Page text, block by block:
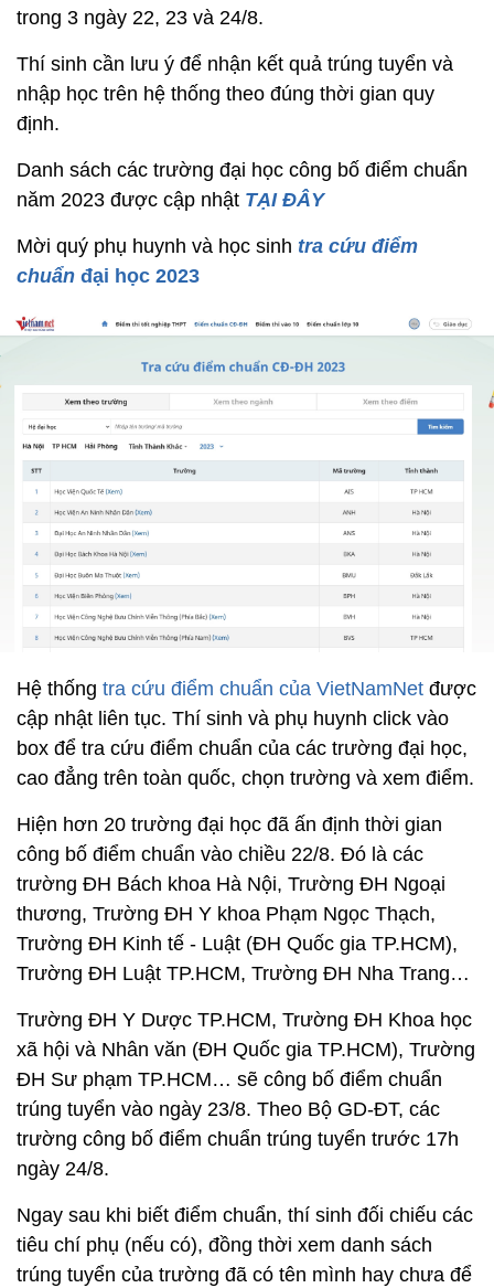
trong 3 ngày 22, 23 và 24/8.
Thí sinh cần lưu ý để nhận kết quả trúng tuyển và
nhập học trên hệ thống theo đúng thời gian quy
định.
Danh sách các trường đại học công bố điểm chuẩn
năm 2023 được cập nhật TẠI ĐÂY
Mời quý phụ huynh và học sinh tra cứu điểm
chuẩn đại học 2023
Hệ thống tra cứu điểm chuẩn của VietNamNet được
cập nhật liên tục. Thí sinh và phụ huynh click vào
box để tra cứu điểm chuẩn của các trường đại học,
cao đẳng trên toàn quốc, chọn trường và xem điểm.
Hiện hơn 20 trường đại học đã ấn định thời gian
công bố điểm chuẩn vào chiều 22/8. Đó là các
trường ĐH Bách khoa Hà Nội, Trường ĐH Ngoại
thương, Trường ĐH Y khoa Phạm Ngọc Thạch,
Trường ĐH Kinh tế - Luật (ĐH Quốc gia TP.HCM),
Trường ĐH Luật TP.HCM, Trường ĐH Nha Trang…
Trường ĐH Y Dược TP.HCM, Trường ĐH Khoa học
xã hội và Nhân văn (ĐH Quốc gia TP.HCM), Trường
ĐH Sư phạm TP.HCM… sẽ công bố điểm chuẩn
trúng tuyển vào ngày 23/8. Theo Bộ GD-ĐT, các
trường công bố điểm chuẩn trúng tuyển trước 17h
ngày 24/8.
Ngay sau khi biết điểm chuẩn, thí sinh đối chiếu các
tiêu chí phụ (nếu có), đồng thời xem danh sách
trúng tuyển của trường đã có tên mình hay chưa để